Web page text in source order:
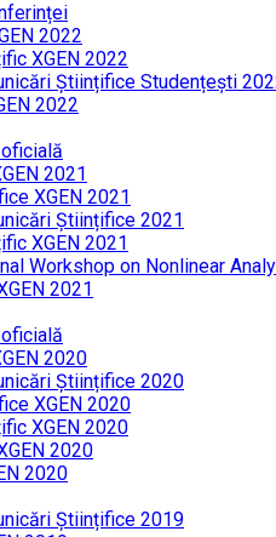
2022
XGEN 2022
Științifice Studențești
2022
2021
XGEN 2021
Științifice 2021
XGEN 2021
Workshop on Nonlinear
2021
2020
Științifice 2020
XGEN 2020
XGEN 2020
2020
2020
Științifice 2019